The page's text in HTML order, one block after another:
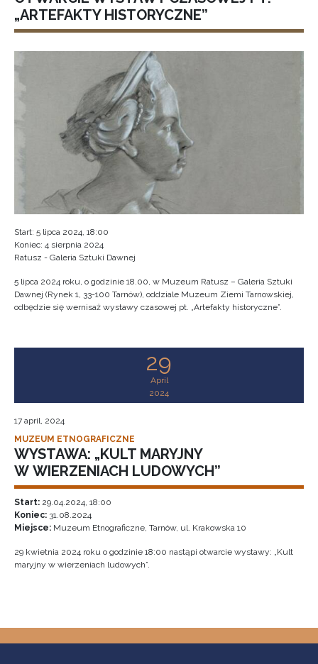
„ARTEFAKTY HISTORYCZNE”
Start: 5 lipca 2024, 18:00
Koniec: 4 sierpnia 2024
Ratusz - Galeria Sztuki Dawnej
5 lipca 2024 roku, o godzinie 18.00, w Muzeum Ratusz – Galeria Sztuki
Dawnej (Rynek 1, 33-100 Tarnów), oddziale Muzeum Ziemi Tarnowskiej,
odbędzie się wernisaż wystawy czasowej pt. „Artefakty historyczne”.
29
April
2024
17 april, 2024
MUZEUM ETNOGRAFICZNE
WYSTAWA: „KULT MARYJNY
W WIERZENIACH LUDOWYCH”
Start: 29.04.2024, 18:00
Koniec: 31.08.2024
Miejsce: Muzeum Etnograficzne, Tarnów, ul. Krakowska 10
29 kwietnia 2024 roku o godzinie 18:00 nastąpi otwarcie wystawy: „Kult
maryjny w wierzeniach ludowych”.